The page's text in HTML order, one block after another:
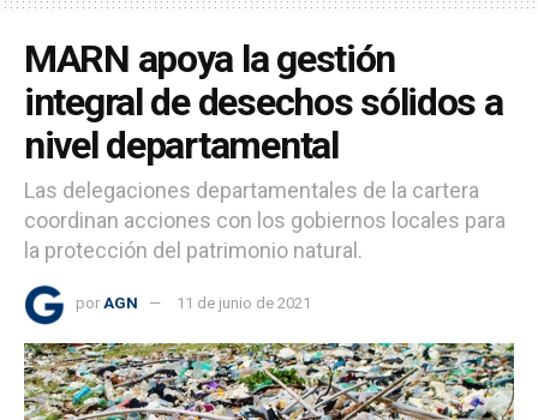
MARN apoya la gestión
integral de desechos sólidos a
nivel departamental
Las delegaciones departamentales de la cartera
coordinan acciones con los gobiernos locales para
la protección del patrimonio natural.
por AGN 11 de junio de 2021